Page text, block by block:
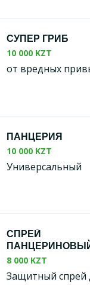
СУПЕР ГРИБ
10 000 KZT
от вредных
ПАНЦЕРИЯ
10 000 KZT
Универсальный
СПРЕЙ
8 000 KZT
Защитный спрей